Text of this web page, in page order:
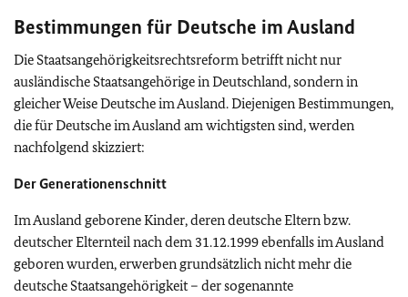
Bestimmungen für Deutsche im Ausland
Die Staatsangehörigkeitsrechtsreform betrifft nicht nur
ausländische Staatsangehörige in Deutschland, sondern in
gleicher Weise Deutsche im Ausland. Diejenigen Bestimmungen,
die für Deutsche im Ausland am wichtigsten sind, werden
nachfolgend skizziert:
Der Generationenschnitt
Im Ausland geborene Kinder, deren deutsche Eltern bzw.
deutscher Elternteil nach dem 31.12.1999 ebenfalls im Ausland
geboren wurden, erwerben grundsätzlich nicht mehr die
deutsche Staatsangehörigkeit – der sogenannte